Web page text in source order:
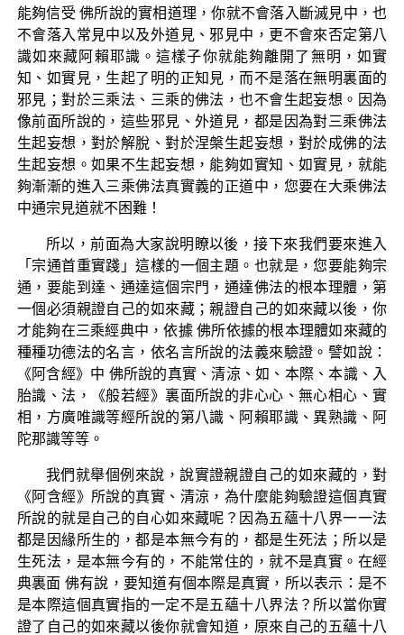
能夠信受 佛所說的實相道理，你就不會落入斷滅見中，也
不會落入常見中以及外道見、邪見中，更不會來否定第八
識如來藏阿賴耶識。這樣子你就能夠離開了無明，如實
知、如實見，生起了明的正知見，而不是落在無明裏面的
邪見；對於三乘法、三乘的佛法，也不會生起妄想。因為
像前面所說的，這些邪見、外道見，都是因為對三乘佛法
生起妄想，對於解脫、對於涅槃生起妄想，對於成佛的法
生起妄想。如果不生起妄想，能夠如實知、如實見，就能
夠漸漸的進入三乘佛法真實義的正道中，您要在大乘佛法
中通宗見道就不困難！
所以，前面為大家說明瞭以後，接下來我們要來進入
「宗通首重實踐」這樣的一個主題。也就是，您要能夠宗
通，要能到達、通達這個宗門，通達佛法的根本理體，第
一個必須親證自己的如來藏；親證自己的如來藏以後，你
才能夠在三乘經典中，依據 佛所依據的根本理體如來藏的
種種功德法的名言，依名言所說的法義來驗證。譬如說：
《阿含經》中 佛所說的真實、清涼、如、本際、本識、入
胎識、法，《般若經》裏面所說的非心心、無心相心、實
相，方廣唯識等經所說的第八識、阿賴耶識、異熟識、阿
陀那識等等。
我們就舉個例來說，說實證親證自己的如來藏的，對
《阿含經》所說的真實、清涼，為什麼能夠驗證這個真實
所說的就是自己的自心如來藏呢？因為五蘊十八界一一法
都是因緣所生的，都是本無今有的，都是生死法；所以是
生死法，是本無今有的，不能常住的，就不是真實。在經
典裏面 佛有說，要知道有個本際是真實，所以表示：是不
是本際這個真實指的一定不是五蘊十八界法？所以當你實
證了自己的如來藏以後你就會知道，原來自己的五蘊十八